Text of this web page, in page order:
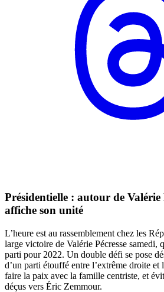
Présidentielle : autour de Valérie
affiche son unité
L’heure est au rassemblement chez les
large victoire de Valérie Pécresse samedi,
parti pour 2022. Un double défi se pose
d’un parti étouffé entre l’extrême droite et
faire la paix avec la famille centriste, et
déçus vers Éric Zemmour.